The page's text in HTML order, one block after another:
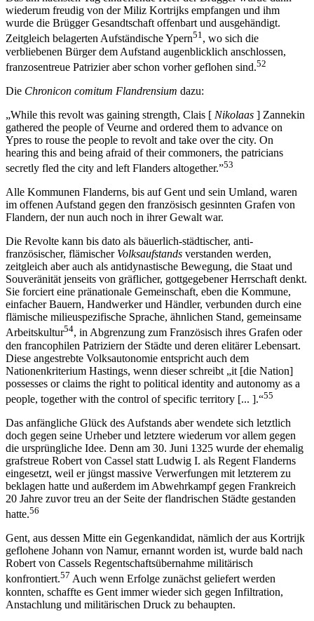
wiederum freudig von der Miliz Kortrijks empfangen und ihm
wurde die Brügger Gesandtschaft offenbart und ausgehändigt.
Zeitgleich belagerten Aufständische Ypern51, wo sich die
verbliebenen Bürger dem Aufstand augenblicklich anschlossen,
franzosentreue Patrizier aber schon vorher geflohen sind.52
Die Chronicon comitum Flandrensium dazu:
„While this revolt was gaining strength, Clais [ Nikolaas ] Zannekin
gathered the people of Veurne and ordered them to advance on
Ypres to rouse the people to revolt and take over the city. On
hearing this and being afraid of their commoners, the patricians
secretly fled the city and left Flanders altogether.”53
Alle Kommunen Flanderns, bis auf Gent und sein Umland, waren
im offenen Aufstand gegen den französisch gesinnten Grafen von
Flandern, der nun auch noch in ihrer Gewalt war.
Die Revolte kann bis dato als bäuerlich-städtischer, anti-
französischer, flämischer Volksaufstands verstanden werden,
zeitgleich aber auch als antidynastische Bewegung, die Staat und
Souveränität jenseits von gräflicher, gottgegebener Herrschaft denkt.
Sie forciert eine pränationale Gemeinschaft, eben die Kommune,
einfacher Bauern, Handwerker und Händler, verbunden durch eine
flämische milieuspezifische Sprache, ähnlichen Stand, gemeinsame
Arbeitskultur54, in Abgrenzung zum Französisch ihres Grafen oder
den francophilen Patriziern der Städte und deren elitärer Lebensart.
Diese angestrebte Volksautonomie entspricht auch dem
Nationenkriterium Hastings, wenn dieser schreibt „it [die Nation]
possesses or claims the right to political identity and autonomy as a
people, together with the control of specific territory [... ].“55
Das anfängliche Glück des Aufstands aber wendete sich letztlich
doch gegen seine Urheber und letztere wiederum vor allem gegen
die ursprüngliche Idee. Denn am 30. Juni 1325 wurde der ehemalig
grafstreue Robert von Cassel statt Ludwig I. als Regent Flanderns
eingesetzt, weil er jüngst massive Verwerfungen mit letzterem zu
beklagen hatte und außerdem im Abwehrkampf gegen Frankreich
20 Jahre zuvor treu an der Seite der flandrischen Städte gestanden
hatte.56
Gent, aus dessen Mitte ein Gegenkandidat, nämlich der aus Kortrijk
geflohene Johann von Namur, ernannt worden ist, wurde bald nach
Robert von Cassels Regentschaftsübernahme militärisch
konfrontiert.57 Auch wenn Erfolge zunächst geliefert werden
konnten, schaffte es Gent immer wieder sich gegen Infiltration,
Anstachlung und militärischen Druck zu behaupten.